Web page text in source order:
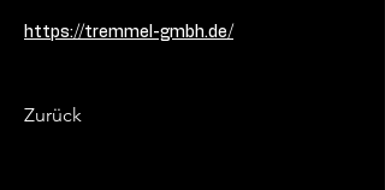
https://tremmel-gmbh.de/
Zurück